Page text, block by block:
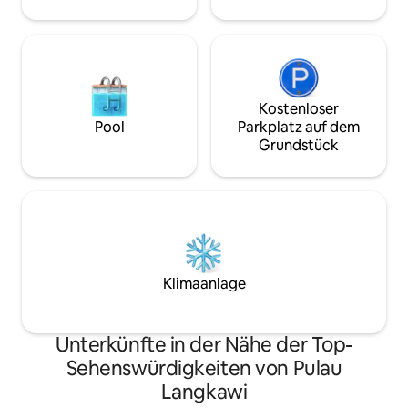
willkommen bei Molly House, verbringen
Sie Ihren Urlaub in Langkawi
Pool
Kostenloser
Parkplatz auf dem
Grundstück
Klimaanlage
Unterkünfte in der Nähe der Top-
Sehenswürdigkeiten von Pulau
Langkawi